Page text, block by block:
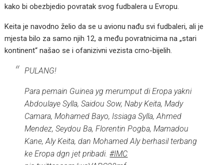
kako bi obezbjedio povratak svog fudbalera u Evropu.
Keita je navodno želio da se u avionu nađu svi fudbaleri, ali je
mjesta bilo za samo njih 12, a među povratnicima na „stari
kontinent“ našao se i ofanizivni vezista crno-bijelih.
PULANG!
Para pemain Guinea yg merumput di Eropa yakni
Abdoulaye Sylla, Saidou Sow, Naby Keita, Mady
Camara, Mohamed Bayo, Issiaga Sylla, Ahmed
Mendez, Seydou Ba, Florentin Pogba, Mamadou
Kane, Aly Keita, dan Mohamed Aly berhasil terbang
ke Eropa dgn jet pribadi.#IMC